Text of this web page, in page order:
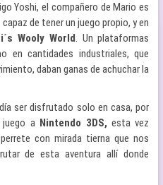
Yoshi, el compañero de Mario es
de tener un juego propio, y en
Wooly World. Un plataformas
en cantidades industriales, que
daban ganas de achuchar la
ser disfrutado solo en casa, por
a Nintendo 3DS, esta vez
con mirada tierna que nos
de esta aventura allí donde